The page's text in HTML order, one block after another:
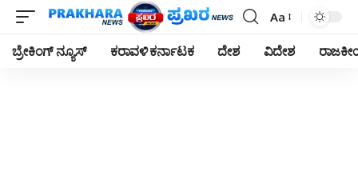
Font
Resizer
Aa
ಬ್ರೇಕಿಂಗ್ ನ್ಯೂಸ್ ಕರಾವಳಿ ಕರ್ನಾಟಕ ದೇಶ ವಿದೇಶ